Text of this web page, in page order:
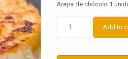
Arepa de chócolo 1
Add to